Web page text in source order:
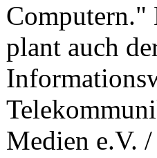
Computern."
plant auch
Medien e.V.